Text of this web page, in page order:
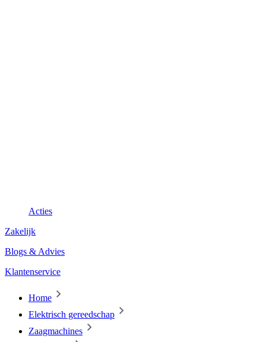
Acties
Zakelijk
Blogs & Advies
Klantenservice
Home
Elektrisch gereedschap
Zaagmachines